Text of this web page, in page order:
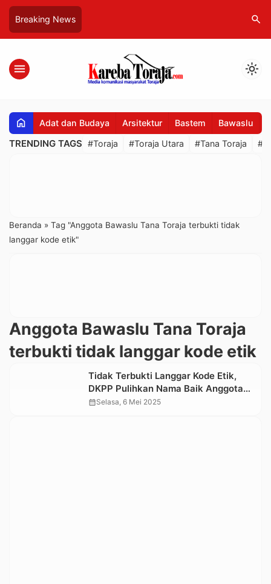
Breaking News search
menu light_mode
home Adat dan Budaya Arsitektur Bastem Bawaslu
TRENDING TAGS #Toraja #Toraja Utara #Tana Toraja
Beranda » Tag "Anggota Bawaslu Tana Toraja terbukti tidak
langgar kode etik"
Anggota Bawaslu Tana Toraja
terbukti tidak langgar kode etik
Tidak Terbukti Langgar Kode Etik,
DKPP Pulihkan Nama Baik Anggota
Bawaslu Tana Toraja
calendar_monthSelasa, 6 Mei 2025